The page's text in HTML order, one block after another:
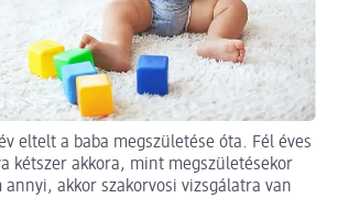
eltelt a baba megszületése óta. Fél éves
kétszer akkora, mint megszületésekor
akkor szakorvosi vizsgálatra van